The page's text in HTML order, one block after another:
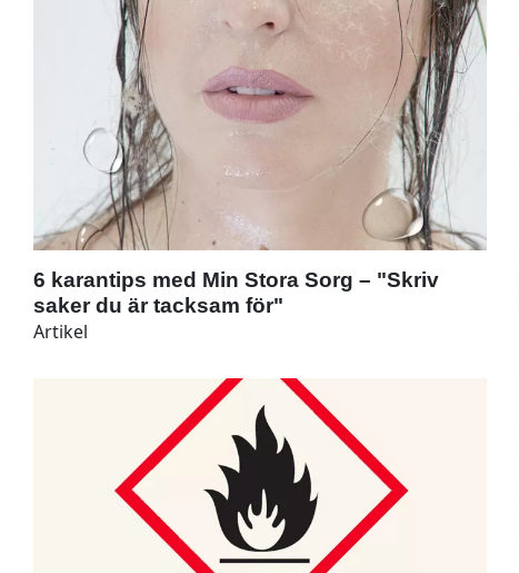
6 karantips med Min Stora Sorg – "Skriv
saker du är tacksam för"
Artikel